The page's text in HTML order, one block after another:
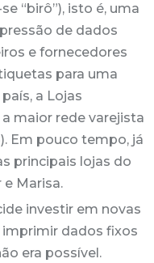
“birô”), isto é, uma
de dados
e fornecedores
para uma
a Lojas
maior rede varejista
Em pouco tempo, já
principais lojas do
e Marisa.
investir em novas
imprimir dados fixos
era possível.